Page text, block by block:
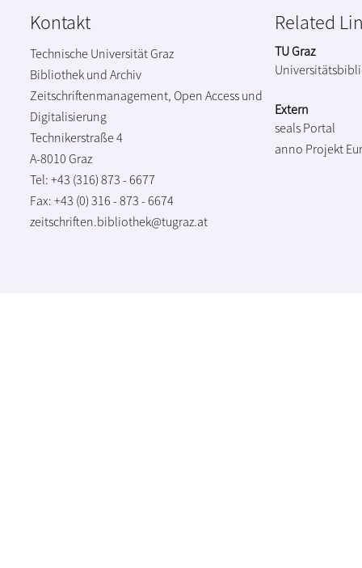
Kontakt
Technische Universität Graz
Bibliothek und Archiv
Zeitschriftenmanagement, Open Access und
Digitalisierung
Technikerstraße 4
A-8010 Graz
Tel: +43 (316) 873 - 6677
Fax: +43 (0) 316 - 873 - 6674
zeitschriften.bibliothek@tugraz.at
Related
TU Graz
Extern
seals Portal
anno Projekt